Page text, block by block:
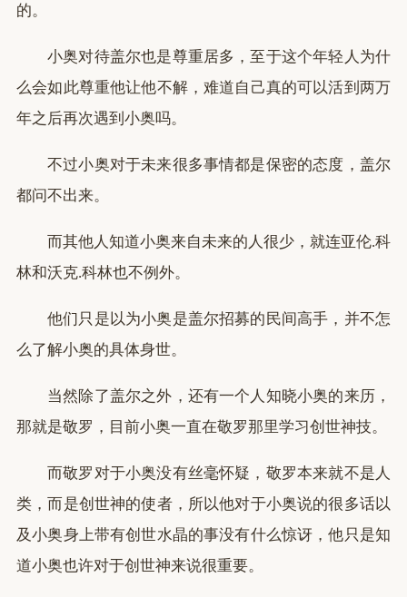
的。
小奥对待盖尔也是尊重居多，至于这个年轻人为什
么会如此尊重他让他不解，难道自己真的可以活到两万
年之后再次遇到小奥吗。
不过小奥对于未来很多事情都是保密的态度，盖尔
都问不出来。
而其他人知道小奥来自未来的人很少，就连亚伦.科
林和沃克.科林也不例外。
他们只是以为小奥是盖尔招募的民间高手，并不怎
么了解小奥的具体身世。
当然除了盖尔之外，还有一个人知晓小奥的来历，
那就是敬罗，目前小奥一直在敬罗那里学习创世神技。
而敬罗对于小奥没有丝毫怀疑，敬罗本来就不是人
类，而是创世神的使者，所以他对于小奥说的很多话以
及小奥身上带有创世水晶的事没有什么惊讶，他只是知
道小奥也许对于创世神来说很重要。